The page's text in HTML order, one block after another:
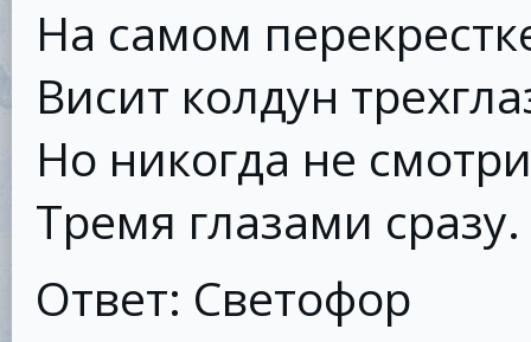
На самом
Висит колдун
Но никогда не
Тремя глазами сразу.
Ответ: Светофор